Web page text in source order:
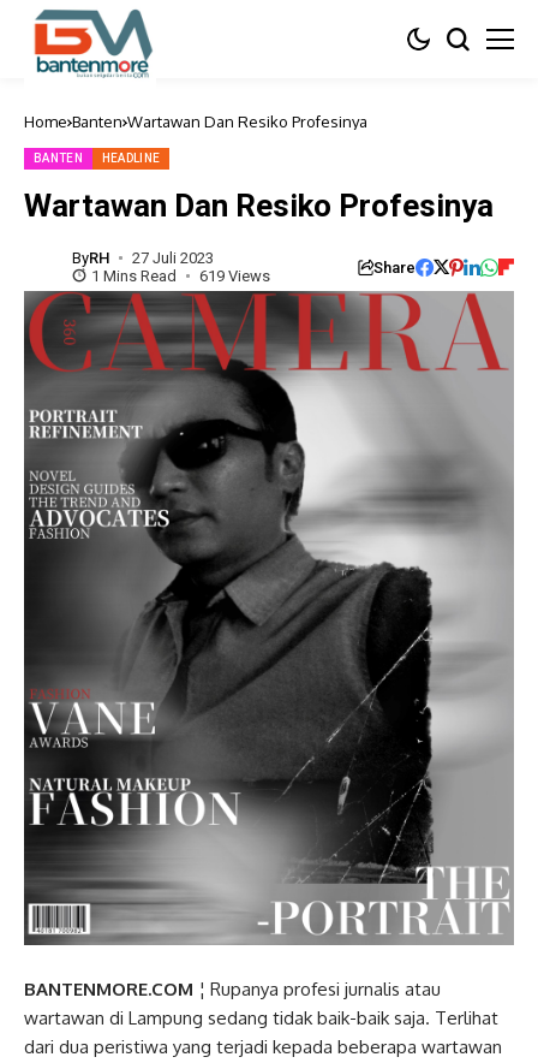
Home Banten Wartawan Dan Resiko Profesinya
BANTEN HEADLINE
Wartawan Dan Resiko Profesinya
ByRH
27 Juli 2023
1 Mins Read
619 Views Share
BANTENMORE.COM ¦ Rupanya profesi jurnalis atau
wartawan di Lampung sedang tidak baik-baik saja. Terlihat
dari dua peristiwa yang terjadi kepada beberapa wartawan